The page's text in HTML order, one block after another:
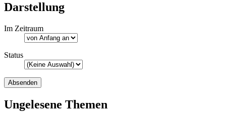
Darstellung
Im Zeitraum
Status
Ungelesene Themen